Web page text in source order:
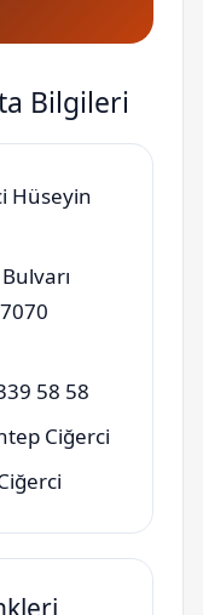
Bilgileri
Hüseyin
58 58
Ciğerci